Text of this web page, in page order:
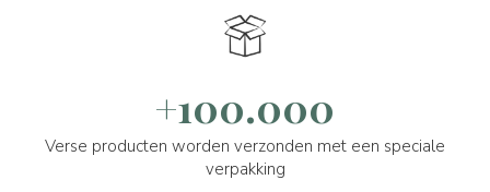
+100.000
Verse producten worden verzonden met een speciale
verpakking